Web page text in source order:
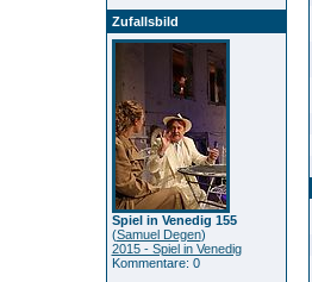
Zufallsbild
Spiel in Venedig 155
(Samuel Degen)
2015 - Spiel in Venedig
Kommentare: 0